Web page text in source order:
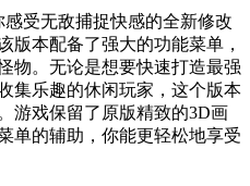
受无敌捕捉快感的全新修改
版本配备了强大的功能菜单，
物。无论是想要快速打造最强
集乐趣的休闲玩家，这个版本
游戏保留了原版精致的3D画
单的辅助，你能更轻松地享受